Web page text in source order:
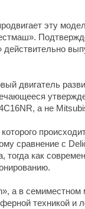
эту
двигатель
а не
сравнение с
тогда как
а в
техникой и